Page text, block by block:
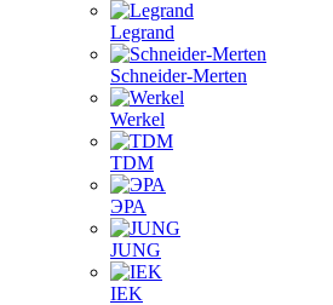
Legrand
Schneider-Merten
Werkel
TDM
ЭРА
JUNG
IEK